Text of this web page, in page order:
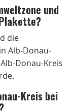
und
die
Alb-Donau-
Donau-Kreis
Kreis bei